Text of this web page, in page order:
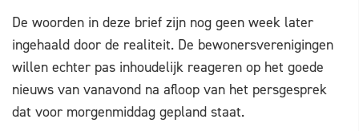
De woorden in deze brief zijn nog geen week later
ingehaald door de realiteit. De bewonersverenigingen
willen echter pas inhoudelijk reageren op het goede
nieuws van vanavond na afloop van het persgesprek
dat voor morgenmiddag gepland staat.